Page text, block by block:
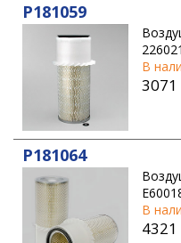
P181059
В
3071
P181064
В
4321